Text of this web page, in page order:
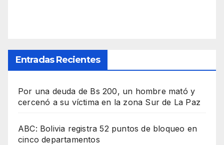
Entradas Recientes
Por una deuda de Bs 200, un hombre mató y
cercenó a su víctima en la zona Sur de La Paz
ABC: Bolivia registra 52 puntos de bloqueo en
cinco departamentos